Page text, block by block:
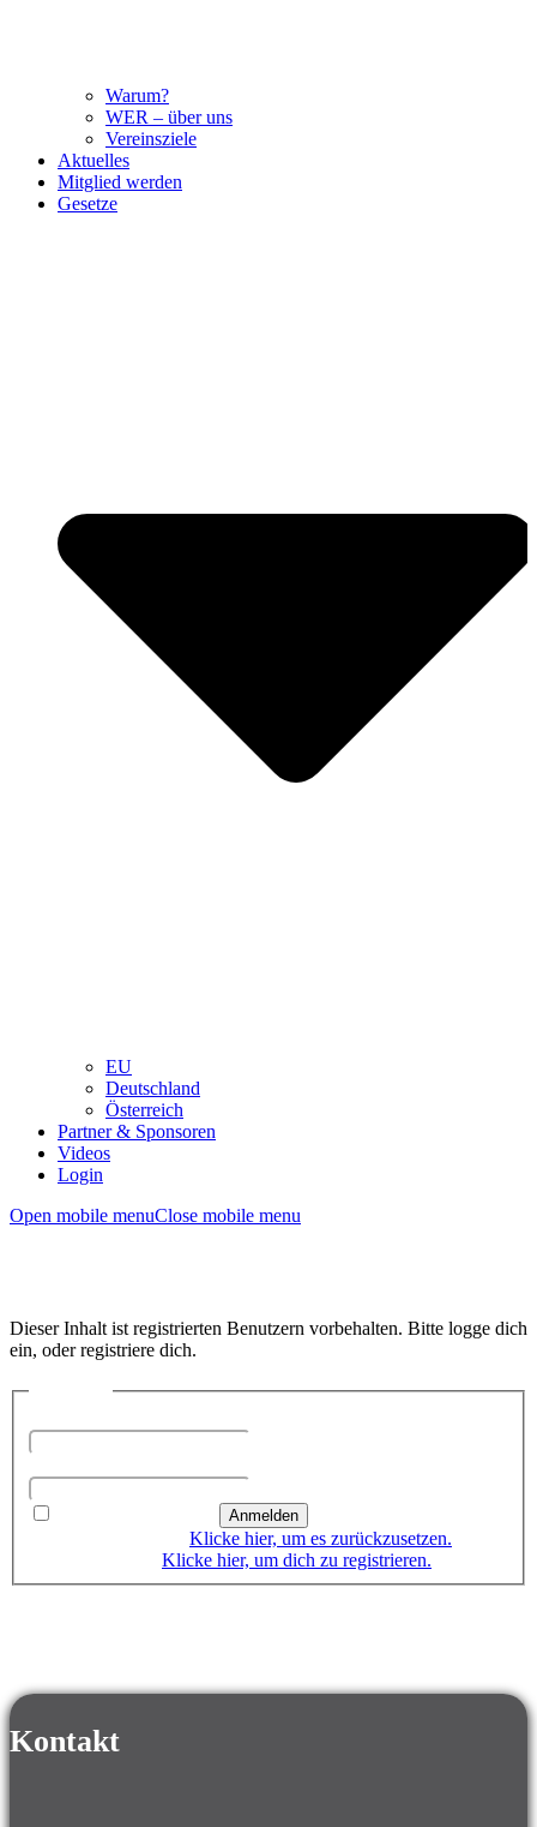
Warum?
WER – über uns
Vereinsziele
Aktuelles
Mitglied werden
Gesetze
EU
Deutschland
Österreich
Partner & Sponsoren
Videos
Login
Open mobile menuClose mobile menu
Dieser Inhalt ist registrierten Benutzern vorbehalten. Bitte logge dich
ein, oder registriere dich.
Klicke hier, um es zurückzusetzen.
Klicke hier, um dich zu registrieren.
Kontakt